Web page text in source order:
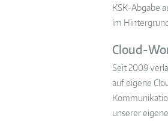
KSK-Abgabe
im
Cloud-
Seit 2009
auf eigene
unserer